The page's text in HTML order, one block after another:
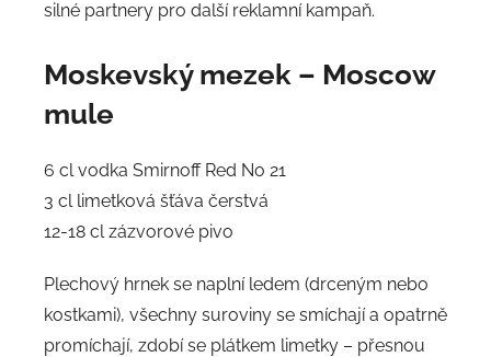
silné partnery pro další reklamní kampaň.
Moskevský mezek – Moscow
mule
6 cl vodka Smirnoff Red No 21
3 cl limetková šťáva čerstvá
12-18 cl zázvorové pivo
Plechový hrnek se naplní ledem (drceným nebo
kostkami), všechny suroviny se smíchají a opatrně
promíchají, zdobí se plátkem limetky – přesnou